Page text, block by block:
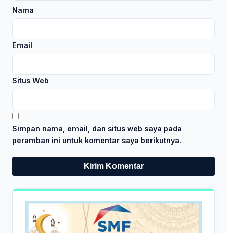
Nama
Email
Situs Web
Simpan nama, email, dan situs web saya pada
peramban ini untuk komentar saya berikutnya.